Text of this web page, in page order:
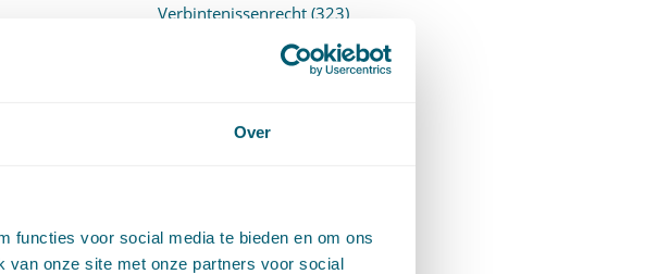
Over
functies voor social media te bieden en om ons
van onze site met onze partners voor social
Verbintenissenrecht(323)
Vermogensrecht algemeen
Wetgeving
ARCHIEF